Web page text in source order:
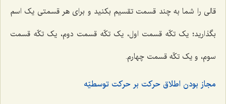
قالی را شما به چند قسمت تقسیم بکنید و برای هر قسمتی یک اسم
بگذارید؛ یک تکّه قسمت اول، یک تکّه قسمت دوم، یک تکّه قسمت
سوم، و یک تکّه قسمت چهارم.
مجاز بودن اطلاق حرکت بر حرکت توسطیّه